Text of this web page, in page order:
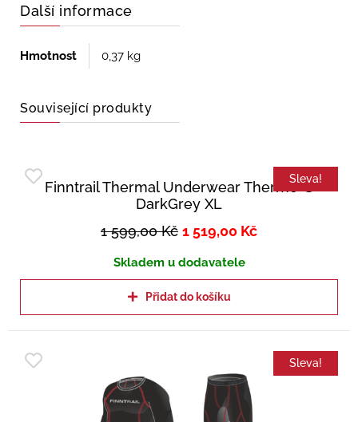
Další informace
Hmotnost 0,37 kg
Související produkty
Sleva!
Finntrail Thermal Underwear Thermo-S
DarkGrey XL
1 599,00Kč 1 519,00 Kč
Skladem u dodavatele
Přidat do košíku
Sleva!